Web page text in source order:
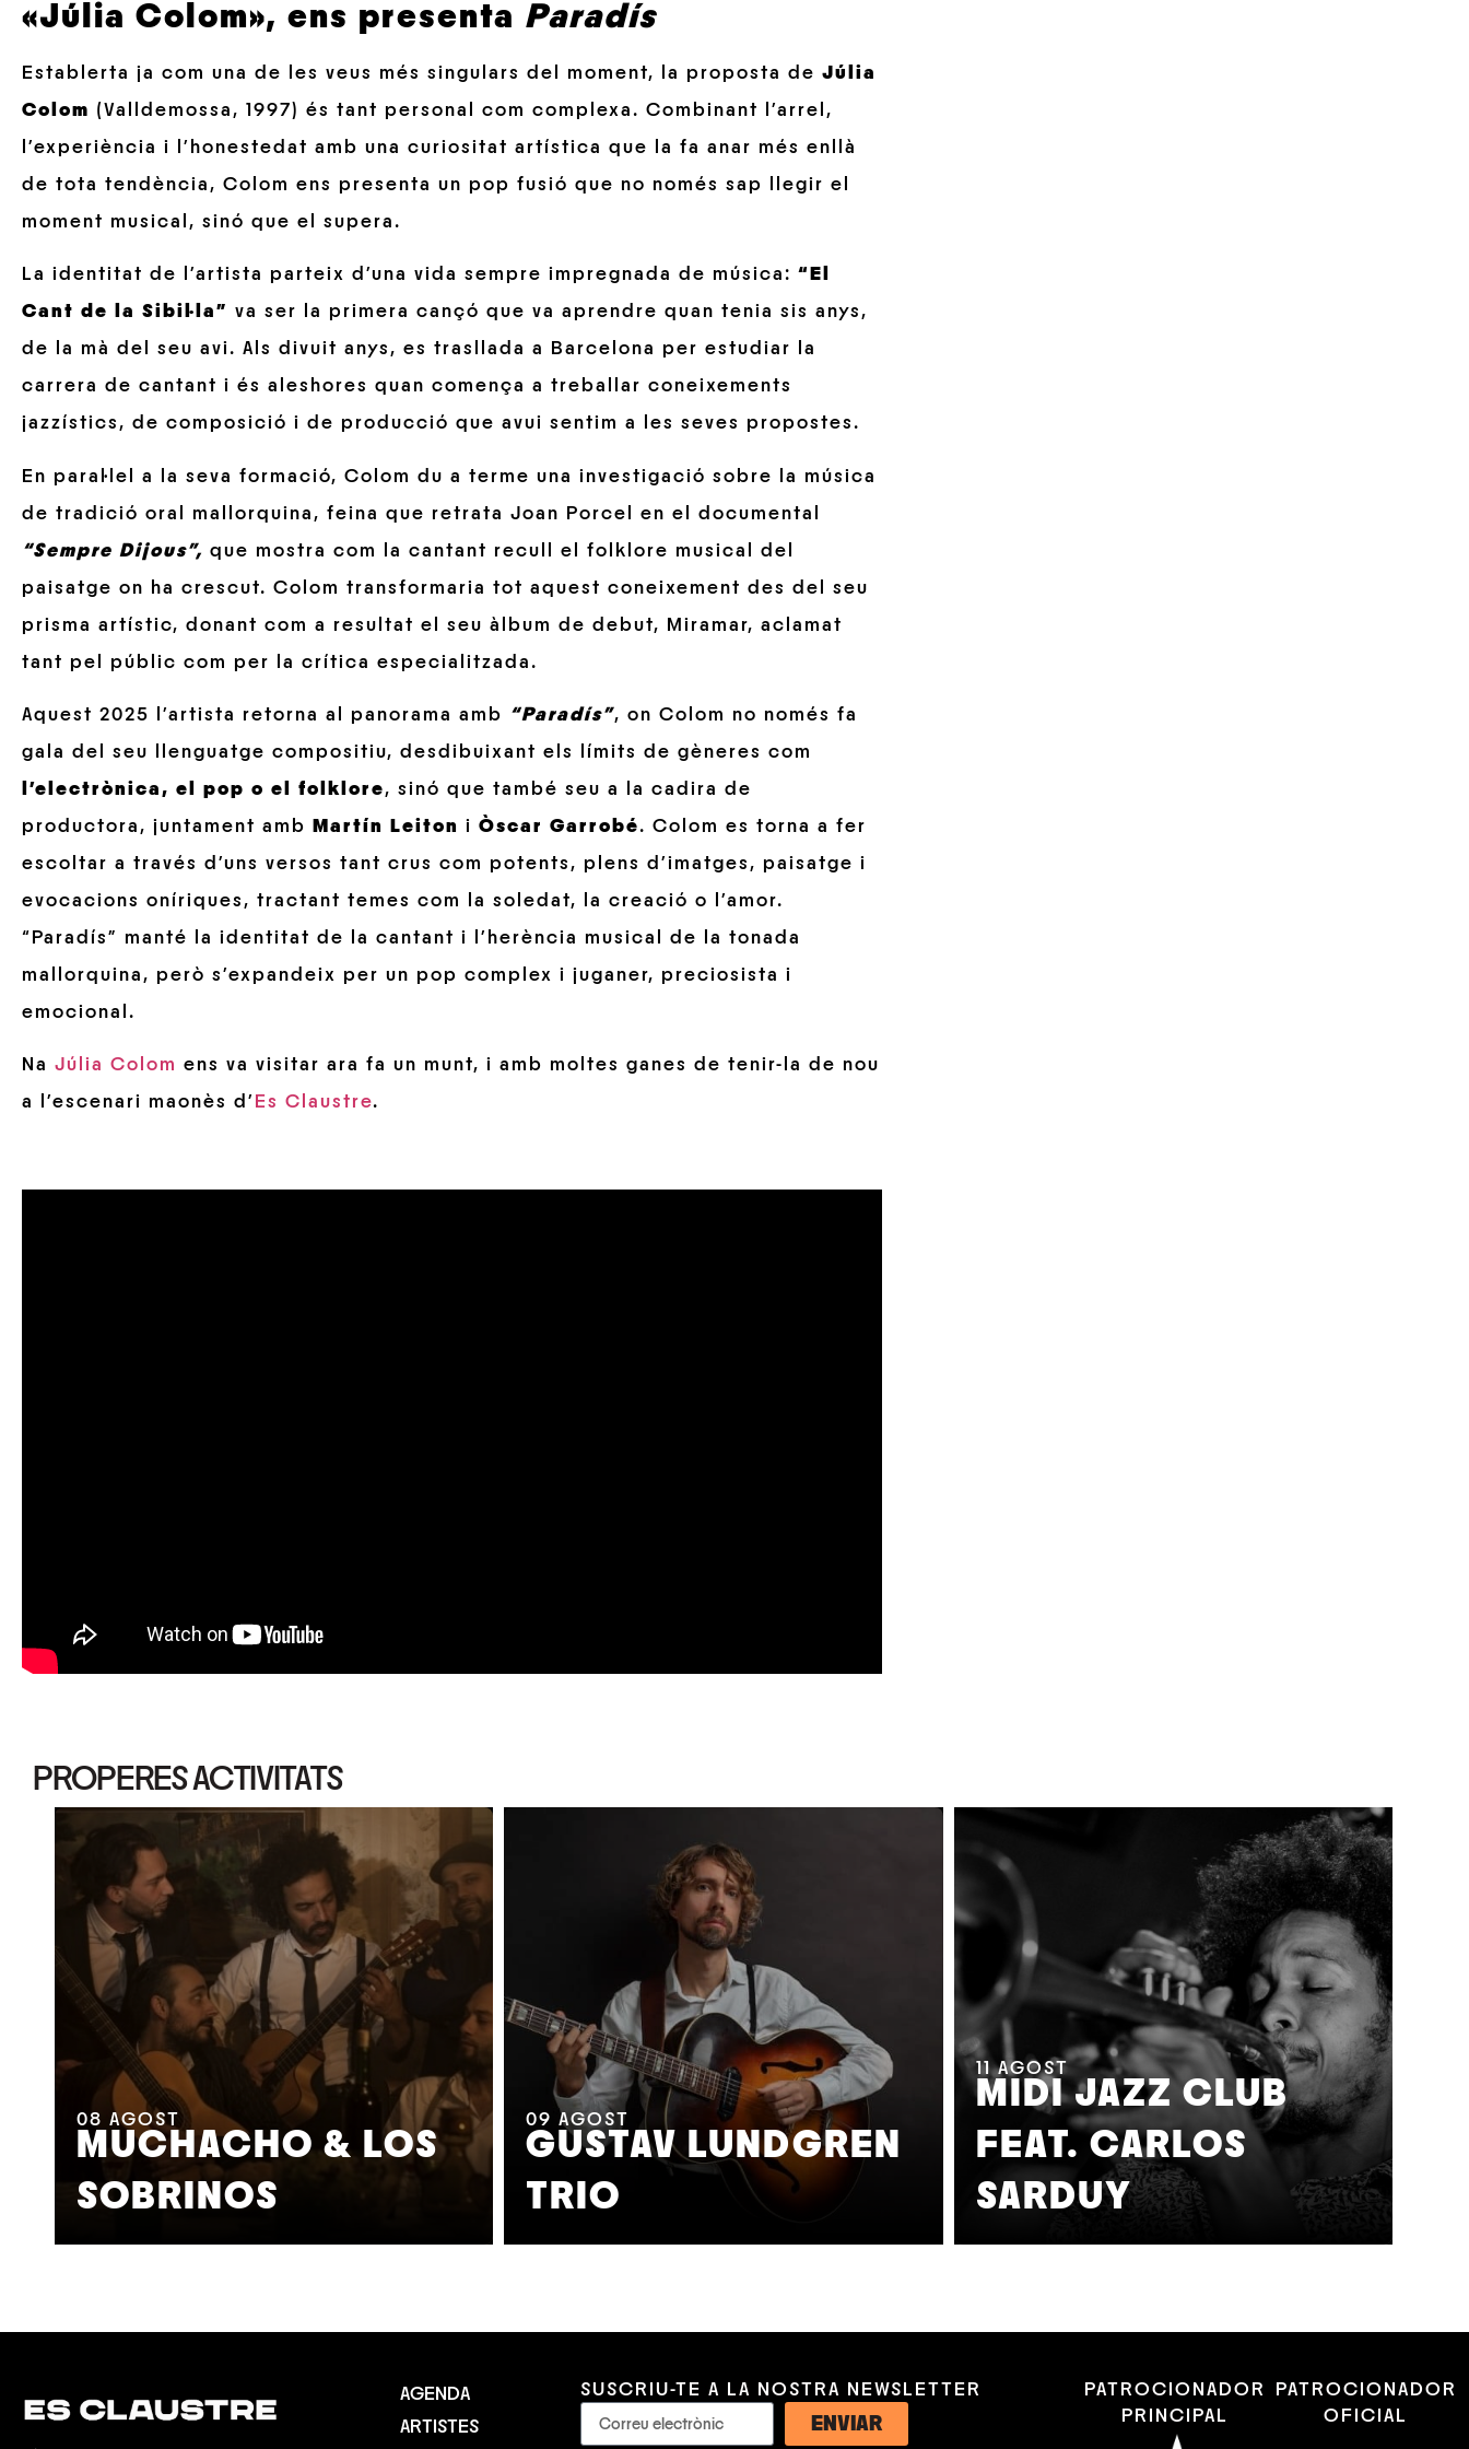
«Júlia Colom», ens presenta Paradís
Establerta ja com una de les veus més singulars del moment, la proposta de Júlia
Colom (Valldemossa, 1997) és tant personal com complexa. Combinant l’arrel,
l’experiència i l’honestedat amb una curiositat artística que la fa anar més enllà
de tota tendència, Colom ens presenta un pop fusió que no només sap llegir el
moment musical, sinó que el supera.
La identitat de l’artista parteix d’una vida sempre impregnada de música: “El
Cant de la Sibil·la” va ser la primera cançó que va aprendre quan tenia sis anys,
de la mà del seu avi. Als divuit anys, es trasllada a Barcelona per estudiar la
carrera de cantant i és aleshores quan comença a treballar coneixements
jazzístics, de composició i de producció que avui sentim a les seves propostes.
En paral·lel a la seva formació, Colom du a terme una investigació sobre la música
de tradició oral mallorquina, feina que retrata Joan Porcel en el documental
“Sempre Dijous”, que mostra com la cantant recull el folklore musical del
paisatge on ha crescut. Colom transformaria tot aquest coneixement des del seu
prisma artístic, donant com a resultat el seu àlbum de debut, Miramar, aclamat
tant pel públic com per la crítica especialitzada.
Aquest 2025 l’artista retorna al panorama amb “Paradís”, on Colom no només fa
gala del seu llenguatge compositiu, desdibuixant els límits de gèneres com
l’electrònica, el pop o el folklore, sinó que també seu a la cadira de
productora, juntament amb
Martín Leiton i Òscar Garrobé. Colom es torna a fer
escoltar a través d’uns versos tant crus com potents, plens d’imatges, paisatge i
evocacions oníriques, tractant temes com la soledat, la creació o l’amor.
“Paradís” manté la identitat de la cantant i l’herència musical de la tonada
mallorquina, però s’expandeix per un pop complex i juganer, preciosista i
emocional.
Na Júlia Colom ens va visitar ara fa un munt, i amb moltes ganes de tenir-la de nou
a l’escenari maonès d’ Es Claustre.
PROPERES ACTIVITATS
08 AGOST
MUCHACHO & LOS
SOBRINOS
09 AGOST
GUSTAV LUNDGREN
TRIO
11 AGOST
MIDI JAZZ CLUB
FEAT. CARLOS
SARDUY
AGENDA
ARTISTES
SUSCRIU-TE A LA NOSTRA NEWSLETTER
ENVIAR
PATROCIONADOR
PRINCIPAL
PATROCIONADOR
OFICIAL